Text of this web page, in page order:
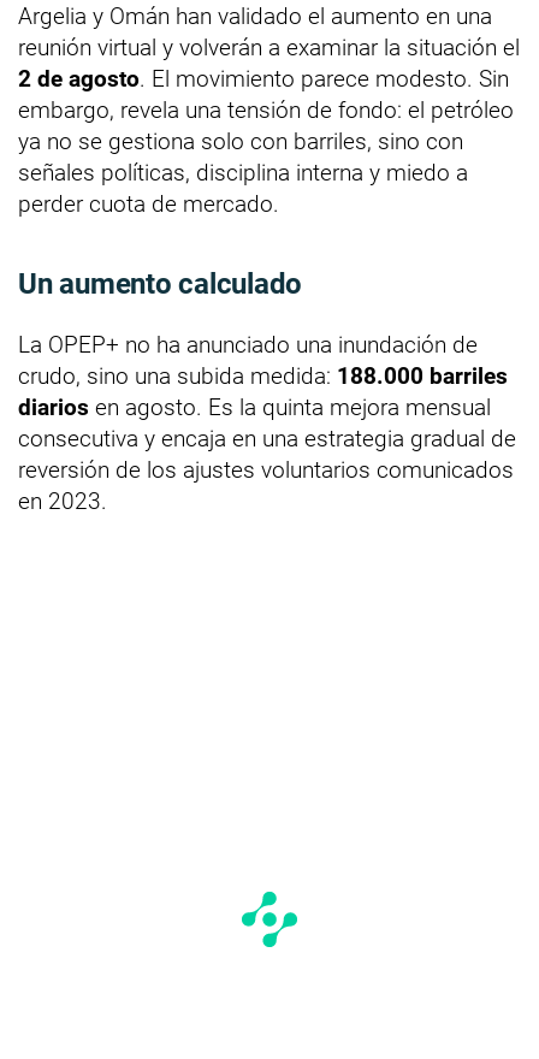
Argelia y Omán han validado el aumento en una
reunión virtual y volverán a examinar la situación el
2 de agosto. El movimiento parece modesto. Sin
embargo, revela una tensión de fondo: el petróleo
ya no se gestiona solo con barriles, sino con
señales políticas, disciplina interna y miedo a
perder cuota de mercado.
Un aumento calculado
La OPEP+ no ha anunciado una inundación de
crudo, sino una subida medida: 188.000 barriles
diarios en agosto. Es la quinta mejora mensual
consecutiva y encaja en una estrategia gradual de
reversión de los ajustes voluntarios comunicados
en 2023.